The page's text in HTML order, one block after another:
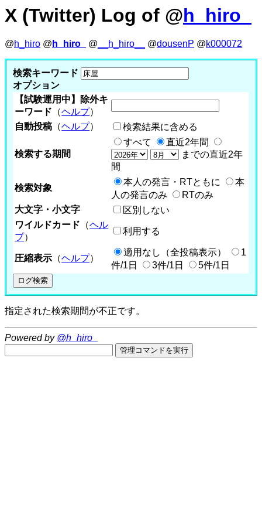
X (Twitter) Log of @h_hiro_
@h_hiro @ h_hiro_ @ __h_hiro__ @dousenP @k000072
検索キーワード
オプション
【試験運用中】除外キ
ーワード （ヘルプ）
自動投稿 （ヘルプ） 検索結果に含める
検索する期間
すべて
直近2年間
までの直近2年
間
検索対象
本人の発言・RTともに
本
人の発言のみ
RTのみ
大文字・小文字
区別しない
ワイルドカード （ヘル
プ）
利用する
圧縮表示 （ヘルプ）
適用なし（全投稿表示）
1
件/1日
3件/1日 5件/1日
指定された検索期間が不正です。
Powered by @h_hiro_